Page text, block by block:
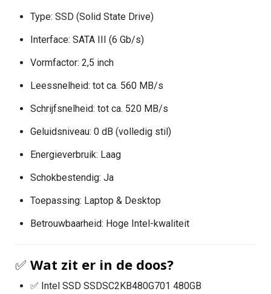
Type: SSD (Solid State Drive)
Interface: SATA III (6 Gb/s)
Vormfactor: 2,5 inch
Leessnelheid: tot ca. 560 MB/s
Schrijfsnelheid: tot ca. 520 MB/s
Geluidsniveau: 0 dB (volledig stil)
Energieverbruik: Laag
Schokbestendig: Ja
Toepassing: Laptop & Desktop
Betrouwbaarheid: Hoge Intel-kwaliteit
✅ Wat zit er in de doos?
✅ Intel SSD SSDSC2KB480G701 480GB